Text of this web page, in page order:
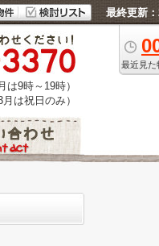
最終更新
最近見た
9時～19時）
は祝日のみ）